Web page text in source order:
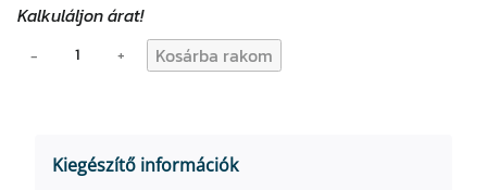
Kalkuláljon árat!
− + Kosárba rakom
Kiegészítő információk